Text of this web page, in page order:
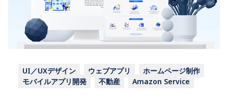
UI／UXデザイン ウェブアプリ
ホームページ制作
モバイルアプリ開発
不動産 Amazon Service